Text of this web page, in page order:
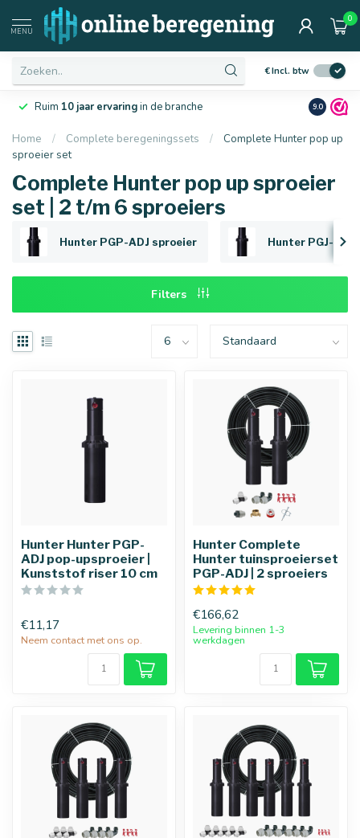
MENU
0
€Incl. btw
Ruim 10 jaar ervaringin de branche 9.0
Home / Complete beregeningssets /
Complete Hunter pop up
sproeier set
Complete Hunter pop up sproeier
set | 2 t/m 6 sproeiers
Hunter PGP-ADJ sproeier Hunter PGJ-04
Filters
Hunter Hunter PGP-
ADJ pop-upsproeier |
Kunststof riser 10 cm
€11,17
Neem contact met ons op.
Hunter Complete
Hunter tuinsproeierset
PGP-ADJ | 2 sproeiers
€166,62
Levering binnen 1-3
werkdagen
Afmetingen
16 mm